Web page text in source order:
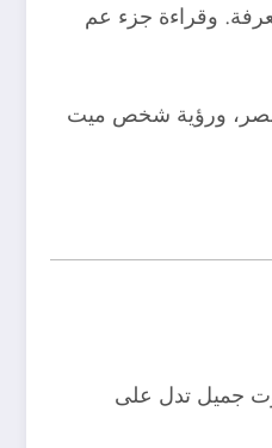
وقراءة جزء عم
ورؤية شخص ميت
جميل تدل على